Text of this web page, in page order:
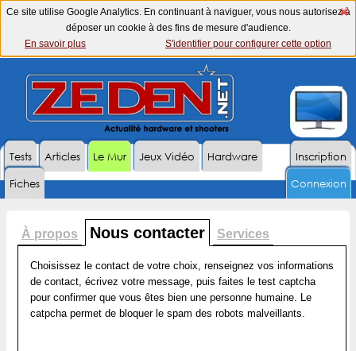
Ce site utilise Google Analytics. En continuant à naviguer, vous nous autorisez à
déposer un cookie à des fins de mesure d'audience.
En savoir plus
S'identifier pour configurer cette option
Inscription
Tests Articles Le Mur Jeux Vidéo
Hardware
Fiches
Connexion
À propos Nous contacter Services
Choisissez le contact de votre choix, renseignez vos informations
de contact, écrivez votre message, puis faites le test captcha
pour confirmer que vous êtes bien une personne humaine. Le
catpcha permet de bloquer le spam des robots malveillants.